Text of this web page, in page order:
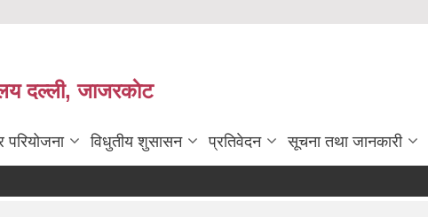
दल्ली, जाजरकाेट
परियोजना विधुतीय शुसासन प्रतिवेदन सूचना तथा जानकारी